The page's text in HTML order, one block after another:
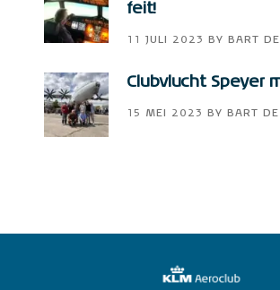
feit!
11 JULI 2023 BY BART
Clubvlucht Speyer
15 MEI 2023 BY BART